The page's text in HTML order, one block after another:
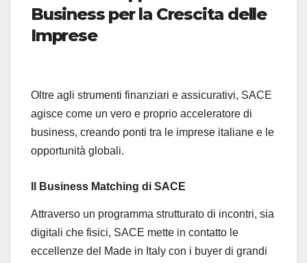
Business per la Crescita delle
Imprese
Oltre agli strumenti finanziari e assicurativi, SACE
agisce come un vero e proprio acceleratore di
business, creando ponti tra le imprese italiane e le
opportunità globali.
Il Business Matching di SACE
Attraverso un programma strutturato di incontri, sia
digitali che fisici, SACE mette in contatto le
eccellenze del Made in Italy con i buyer di grandi